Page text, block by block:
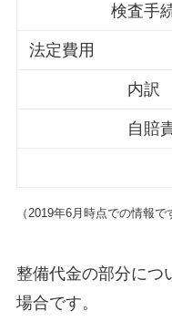
検査手
法定費用
内訳
自賠
（2019年6月時点での情報で
整備代金の部分につ
場合です。